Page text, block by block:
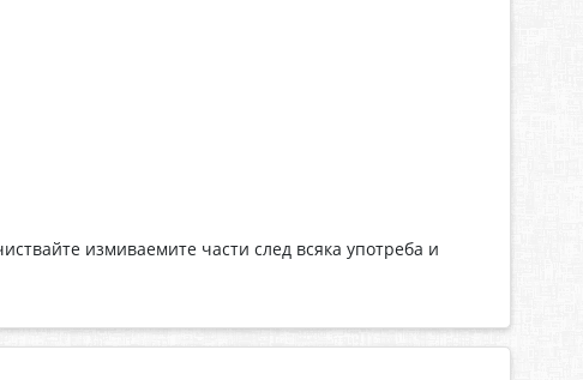
измиваемите части след всяка употреба и